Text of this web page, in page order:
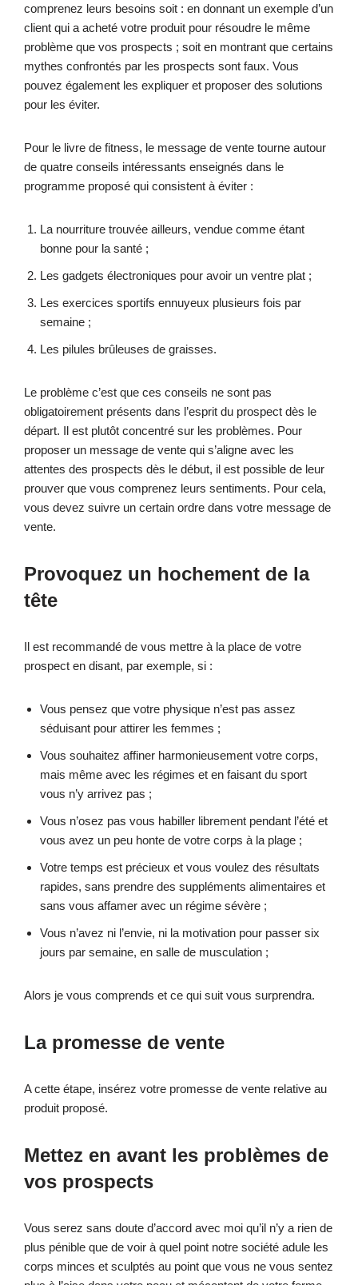
comprenez leurs besoins soit : en donnant un exemple d’un
client qui a acheté votre produit pour résoudre le même
problème que vos prospects ; soit en montrant que certains
mythes confrontés par les prospects sont faux. Vous
pouvez également les expliquer et proposer des solutions
pour les éviter.
Pour le livre de fitness, le message de vente tourne autour
de quatre conseils intéressants enseignés dans le
programme proposé qui consistent à éviter :
La nourriture trouvée ailleurs, vendue comme étant
bonne pour la santé ;
Les gadgets électroniques pour avoir un ventre plat ;
Les exercices sportifs ennuyeux plusieurs fois par
semaine ;
Les pilules brûleuses de graisses.
Le problème c’est que ces conseils ne sont pas
obligatoirement présents dans l’esprit du prospect dès le
départ. Il est plutôt concentré sur les problèmes. Pour
proposer un message de vente qui s’aligne avec les
attentes des prospects dès le début, il est possible de leur
prouver que vous comprenez leurs sentiments. Pour cela,
vous devez suivre un certain ordre dans votre message de
vente.
Provoquez un hochement de la
tête
Il est recommandé de vous mettre à la place de votre
prospect en disant, par exemple, si :
Vous pensez que votre physique n’est pas assez
séduisant pour attirer les femmes ;
Vous souhaitez affiner harmonieusement votre corps,
mais même avec les régimes et en faisant du sport
vous n’y arrivez pas ;
Vous n’osez pas vous habiller librement pendant l’été et
vous avez un peu honte de votre corps à la plage ;
Votre temps est précieux et vous voulez des résultats
rapides, sans prendre des suppléments alimentaires et
sans vous affamer avec un régime sévère ;
Vous n’avez ni l’envie, ni la motivation pour passer six
jours par semaine, en salle de musculation ;
Alors je vous comprends et ce qui suit vous surprendra.
La promesse de vente
A cette étape, insérez votre promesse de vente relative au
produit proposé.
Mettez en avant les problèmes de
vos prospects
Vous serez sans doute d’accord avec moi qu’il n’y a rien de
plus pénible que de voir à quel point notre société adule les
corps minces et sculptés au point que vous ne vous sentez